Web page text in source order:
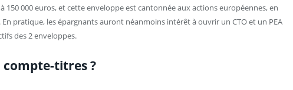
150 000 euros, et cette enveloppe est cantonnée aux actions européennes, en
En pratique, les épargnants auront néanmoins intérêt à ouvrir un CTO et un PEA
des 2 enveloppes.
titres ?